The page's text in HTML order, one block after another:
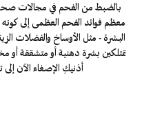
بالضبط من الفحم في مجالات صحة
معظم فوائد الفحم العظمى إلى
البشرة - مثل الأوساخ والفضلات
أذنيكِ الإصغاء الآن إلى